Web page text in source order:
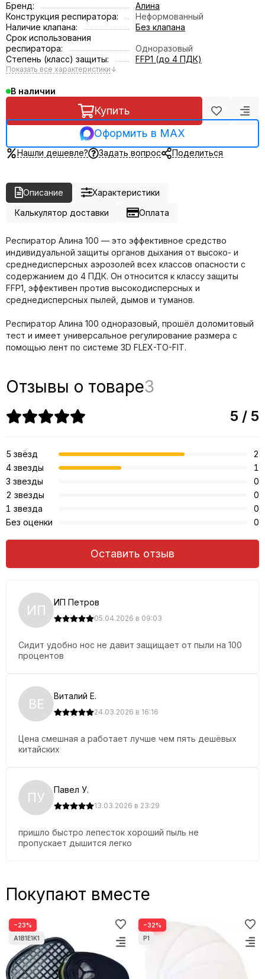
Бренд:
Алина
Конструкция респиратора:
Неформованный
Наличие клапана:
Без клапана
Срок использования
респиратора:
Одноразовый
Степень (класс) защиты:
FFP1 (до 4 ПДК)
Показать все характеристики ↓
В наличии
Купить
Оформить в MAX
Нашли дешевле? Задать вопрос Поделиться
Описание
Характеристики
Калькулятор доставки
Оплата
Респиратор Алина 100 — это эффективное средство
индивидуальной защиты органов дыхания от высоко- и
среднедисперсных аэрозолей всех классов опасности с
содержанием до 4 ПДК. Он относится к классу защиты
FFP1, эффективен против высокодисперсных и
среднедисперсных пылей, дымов и туманов.
Респиратор Алина 100 одноразовый, прошёл доломитовый
тест и имеет универсальное регулирование размера с
помощью лент по системе 3D FLEX-TO-FIT.
Отзывы о товаре3
ИП ИП Петров
05.04.2026 в 09:03
Сидит удобно нос не давит защищает от пыли на 100
процентов
ВЕ Виталий Е.
24.03.2026 в 16:16
Цена смешная а работает лучше чем пять дешёвых
китайских
ПУ Павел У.
13.03.2026 в 23:29
пришло быстро лепесток хороший пыль не
пропускает дышится легко
5 / 5
5 звёзд
2
4 звезды
1
3 звезды
0
2 звезды
0
1 звезда
0
Без оценки
0
Оставить отзыв
Покупают вместе
−23% −32%